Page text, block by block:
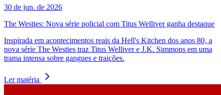
30 de jun. de 2026
The Westies: Nova série policial com Titus Welliver ganha destaque
Inspirada em acontecimentos reais da Hell's Kitchen dos anos 80, a
nova série The Westies traz Titus Welliver e J.K. Simmons em uma
trama intensa sobre gangues e traições.
Ler matéria